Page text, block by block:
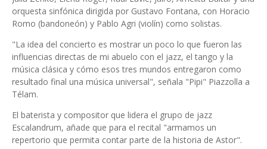
orquesta sinfónica dirigida por Gustavo Fontana, con Horacio
Romo (bandoneón) y Pablo Agri (violín) como solistas.
"La idea del concierto es mostrar un poco lo que fueron las
influencias directas de mi abuelo con el jazz, el tango y la
música clásica y cómo esos tres mundos entregaron como
resultado final una música universal", señala "Pipi" Piazzolla a
Télam.
El baterista y compositor que lidera el grupo de jazz
Escalandrum, añade que para el recital "armamos un
repertorio que permita contar parte de la historia de Astor".